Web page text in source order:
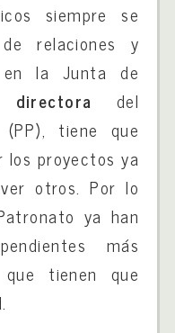
siempre se
relaciones y
la Junta de
directora del
(PP), tiene que
los proyectos ya
otros. Por lo
ya han
más
tienen que